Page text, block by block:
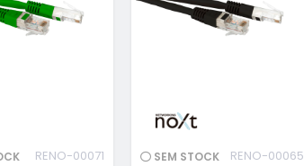
RENO-00071 SEM STOCK RENO-00065